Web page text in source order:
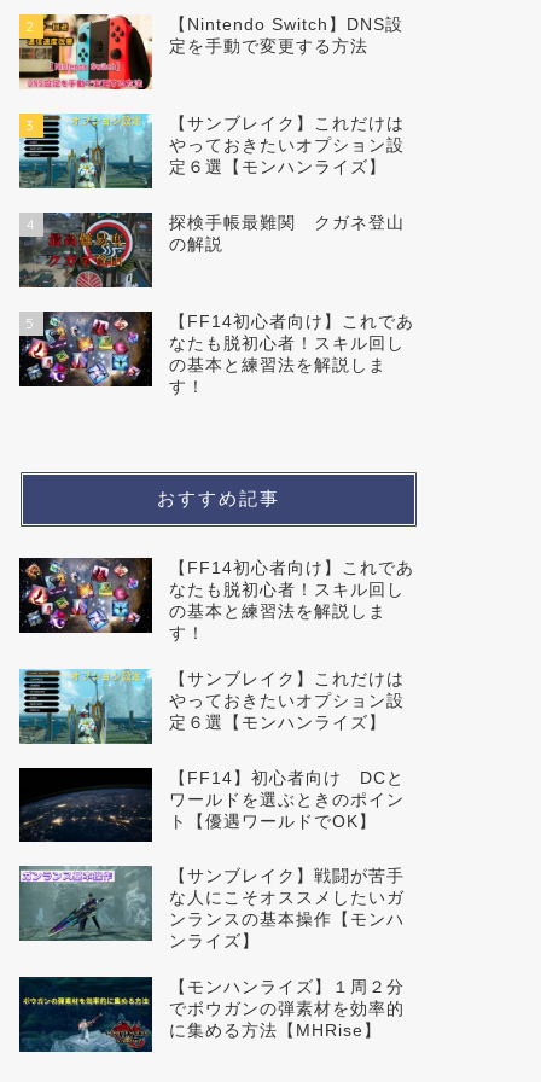
2
【Nintendo Switch】DNS設
定を手動で変更する方法
3
【サンブレイク】これだけは
やっておきたいオプション設
定６選【モンハンライズ】
4
探検手帳最難関 クガネ登山
の解説
5
【FF14初心者向け】これであ
なたも脱初心者！スキル回し
の基本と練習法を解説しま
す！
おすすめ記事
【FF14初心者向け】これであ
なたも脱初心者！スキル回し
の基本と練習法を解説しま
す！
【サンブレイク】これだけは
やっておきたいオプション設
定６選【モンハンライズ】
【FF14】初心者向け DCと
ワールドを選ぶときのポイン
ト【優遇ワールドでOK】
【サンブレイク】戦闘が苦手
な人にこそオススメしたいガ
ンランスの基本操作【モンハ
ンライズ】
【モンハンライズ】１周２分
でボウガンの弾素材を効率的
に集める方法【MHRise】